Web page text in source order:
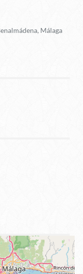
Málaga